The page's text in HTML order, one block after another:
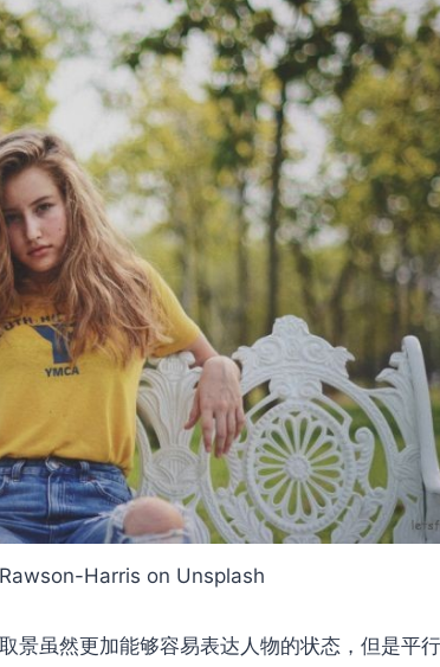
Harris on Unsplash
景虽然更加能够容易表达人物的状态，但是平